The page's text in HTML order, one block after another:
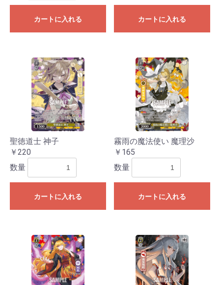
カートに入れる カートに入れる
聖徳道士 神子
￥220
数量
カートに入れる
霧雨の魔法使い 魔理沙
￥165
数量
カートに入れる